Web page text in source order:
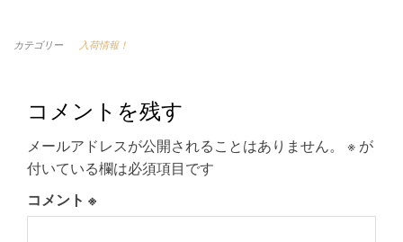
カテゴリー 入荷情報！
コメントを残す
メールアドレスが公開されることはありません。 ※ が
付いている欄は必須項目です
コメント ※